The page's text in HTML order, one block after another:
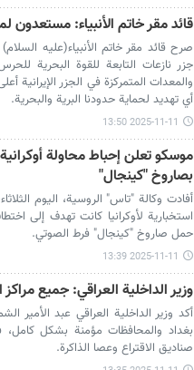
قائد مقر خاتم الأنبياء: مستعدون
صرح قائد مقر خاتم الأنبياء(عليه
جزر نازعات التابعة للقوة البحرية
والمعدات المتمركزة في الجزر
أي تهديد لحماية حدودنا البرية والبحرية.
2025-11-11 13:50
بصاروخ "كينجال"
أفادت وكالة "تاس" الروسية، اليوم
حمل صاروخ "كينجال" فرط الصوتي.
2025-11-11 13:39
وزير الداخلية العراقي: جميع
أكد وزير الداخلية العراقي عبد الأمير
بغداد والمحافظات مؤمنة بشكل كامل،
صناديق الاقتراع وعصا الذاكرة.